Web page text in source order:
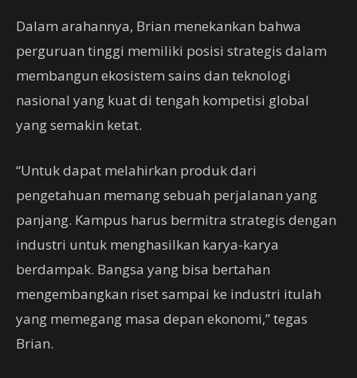
Dalam arahannya, Brian menekankan bahwa
perguruan tinggi memiliki posisi strategis dalam
membangun ekosistem sains dan teknologi
nasional yang kuat di tengah kompetisi global
yang semakin ketat.
“Untuk dapat melahirkan produk dari
pengetahuan memang sebuah perjalanan yang
panjang. Kampus harus bermitra strategis dengan
industri untuk menghasilkan karya-karya
berdampak. Bangsa yang bisa bertahan
mengembangkan riset sampai ke industri itulah
yang memegang masa depan ekonomi,” tegas
Brian.